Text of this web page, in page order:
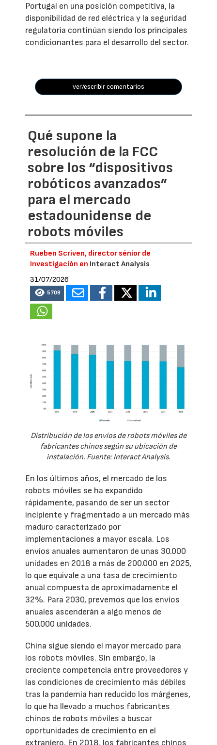
Portugal en una posición competitiva, la
disponibilidad de red eléctrica y la seguridad
regulatoria continúan siendo los principales
condicionantes para el desarrollo del sector.
ver/escribir comentarios
Qué supone la
resolución de la FCC
sobre los “dispositivos
robóticos avanzados”
para el mercado
estadounidense de
robots móviles
Rueben Scriven, director sénior de
Investigación en Interact Analysis
31/07/2026
5709
Distribución de los envíos de robots móviles de
fabricantes chinos según su ubicación de
instalación. Fuente: Interact Analysis.
En los últimos años, el mercado de los
robots móviles se ha expandido
rápidamente, pasando de ser un sector
incipiente y fragmentado a un mercado más
maduro caracterizado por
implementaciones a mayor escala. Los
envíos anuales aumentaron de unas 30.000
unidades en 2018 a más de 200.000 en 2025,
lo que equivale a una tasa de crecimiento
anual compuesta de aproximadamente el
32%. Para 2030, prevemos que los envíos
anuales ascenderán a algo menos de
500.000 unidades.
China sigue siendo el mayor mercado para
los robots móviles. Sin embargo, la
creciente competencia entre proveedores y
las condiciones de crecimiento más débiles
tras la pandemia han reducido los márgenes,
lo que ha llevado a muchos fabricantes
chinos de robots móviles a buscar
oportunidades de crecimiento en el
extranjero. En 2018, los fabricantes chinos